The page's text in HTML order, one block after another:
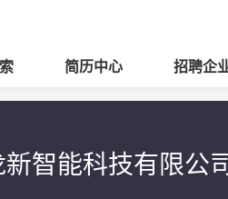
简历中心 招聘企
新智能科技有限公